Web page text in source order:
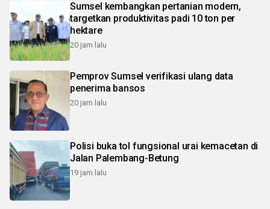
Sumsel kembangkan pertanian modern,
targetkan produktivitas padi 10 ton per
hektare
20 jam lalu
Pemprov Sumsel verifikasi ulang data
penerima bansos
20 jam lalu
Polisi buka tol fungsional urai kemacetan di
Jalan Palembang-Betung
19 jam lalu